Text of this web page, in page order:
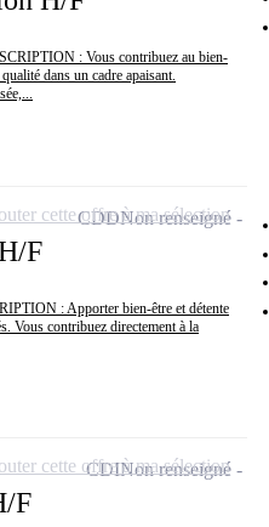
: Vous contribuez au bien-
dans un cadre apaisant.
F
: Apporter bien-être et détente
Vous contribuez directement à la
CDDNon renseigné
cette offre à ma sélection
F
CDINon renseigné
cette offre à ma sélection